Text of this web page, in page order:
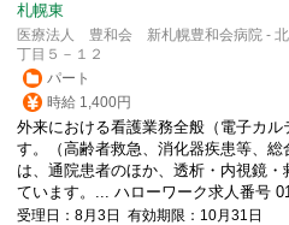
札幌東
医療法人 豊和会 新札幌豊和会病院 - 北
丁目５－１２
パート
時給 1,400円
外来における看護業務全般（ 電子カル
す。（高齢者救急、消化器疾患等、
は、通院患者のほか、透析・内視鏡
ています。... ハローワーク求人番号
受理日：8月3日 有効期限：10月31日